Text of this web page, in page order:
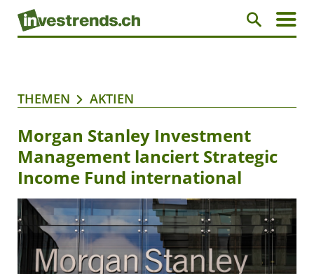
THEMEN AKTIEN
Morgan Stanley Investment
Management lanciert Strategic
Income Fund international